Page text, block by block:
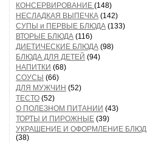
КОНСЕРВИРОВАНИЕ (148)
НЕСЛАДКАЯ ВЫПЕЧКА (142)
СУПЫ и ПЕРВЫЕ БЛЮДА (133)
ВТОРЫЕ БЛЮДА (116)
ДИЕТИЧЕСКИЕ БЛЮДА (98)
БЛЮДА ДЛЯ ДЕТЕЙ (94)
НАПИТКИ (68)
СОУСЫ (66)
ДЛЯ МУЖЧИН (52)
ТЕСТО (52)
О ПОЛЕЗНОМ ПИТАНИИ (43)
ТОРТЫ И ПИРОЖНЫЕ (39)
УКРАШЕНИЕ И ОФОРМЛЕНИЕ БЛЮД
(38)